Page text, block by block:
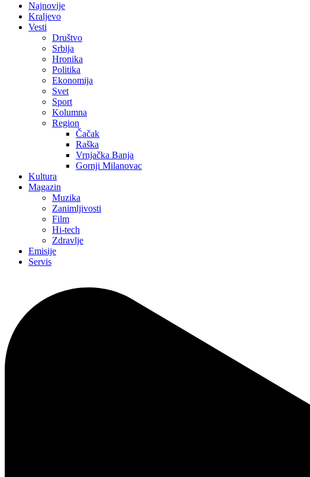
Najnovije
Kraljevo
Vesti
Društvo
Srbija
Hronika
Politika
Ekonomija
Svet
Sport
Kolumna
Region
Čačak
Raška
Vrnjačka Banja
Gornji Milanovac
Kultura
Magazin
Muzika
Zanimljivosti
Film
Hi-tech
Zdravlje
Emisije
Servis